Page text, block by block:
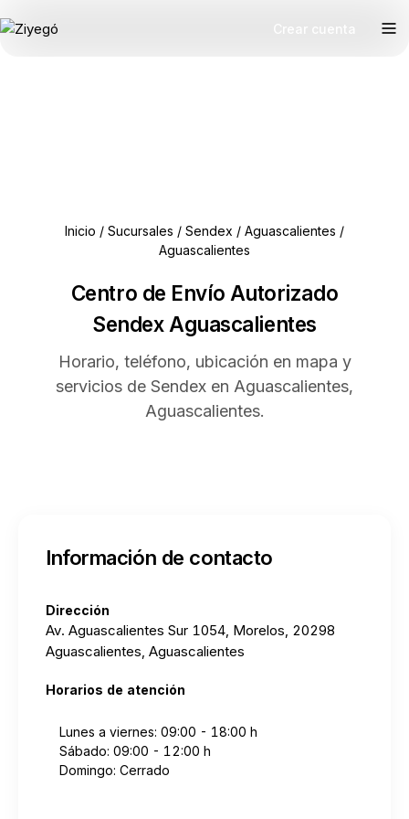
Inicio / Sucursales / Sendex / Aguascalientes /
Aguascalientes
Centro de Envío Autorizado
Sendex Aguascalientes
Horario, teléfono, ubicación en mapa y
servicios de Sendex en Aguascalientes,
Aguascalientes.
Información de contacto
Dirección
Av. Aguascalientes Sur 1054, Morelos, 20298
Aguascalientes, Aguascalientes
Horarios de atención
Lunes a viernes: 09:00 - 18:00 h
Sábado: 09:00 - 12:00 h
Domingo: Cerrado